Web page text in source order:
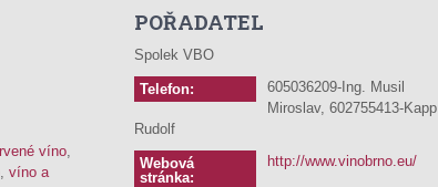
víno,
, víno a
POŘADATEL
Spolek VBO
Telefon:
605036209-Ing. Musil
Miroslav, 602755413-Kapp
Rudolf
Webová
stránka:
http://www.vinobrno.eu/